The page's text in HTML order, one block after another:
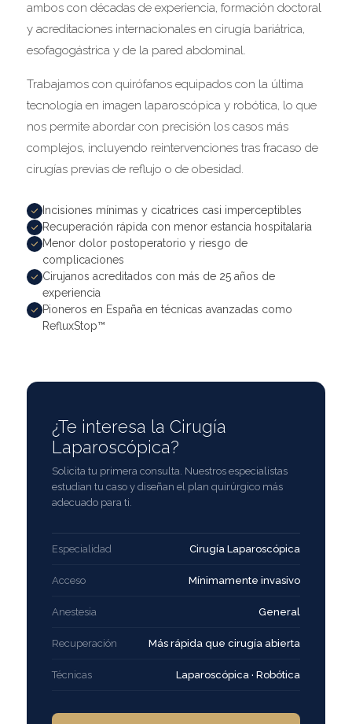
ambos con décadas de experiencia, formación doctoral
y acreditaciones internacionales en cirugía bariátrica,
esofagogástrica y de la pared abdominal.
Trabajamos con quirófanos equipados con la última
tecnología en imagen laparoscópica y robótica, lo que
nos permite abordar con precisión los casos más
complejos, incluyendo reintervenciones tras fracaso de
cirugías previas de reflujo o de obesidad.
Incisiones mínimas y cicatrices casi imperceptibles
Recuperación rápida con menor estancia hospitalaria
Menor dolor postoperatorio y riesgo de
complicaciones
Cirujanos acreditados con más de 25 años de
experiencia
Pioneros en España en técnicas avanzadas como
RefluxStop™
¿Te interesa la Cirugía
Laparoscópica?
Solicita tu primera consulta. Nuestros especialistas
estudian tu caso y diseñan el plan quirúrgico más
adecuado para ti.
Especialidad Cirugía Laparoscópica
Acceso Mínimamente invasivo
Anestesia General
Recuperación Más rápida que cirugía abierta
Técnicas Laparoscópica · Robótica